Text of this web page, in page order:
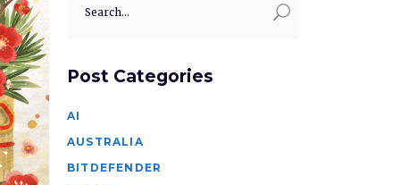
for:
Post Categories
AI
AUSTRALIA
BITDEFENDER